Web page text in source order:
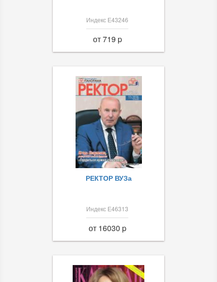
Индекс Е43246
от 719 p
РЕКТОР ВУЗа
Индекс Е46313
от 16030 p